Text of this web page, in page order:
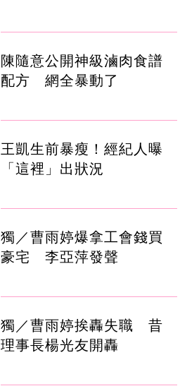
陳隨意公開神級滷肉食譜
配方 網全暴動了
王凱生前暴瘦！經紀人曝
「這裡」出狀況
獨／曹雨婷爆拿工會錢買
豪宅 李亞萍發聲
獨／曹雨婷挨轟失職 昔
理事長楊光友開轟